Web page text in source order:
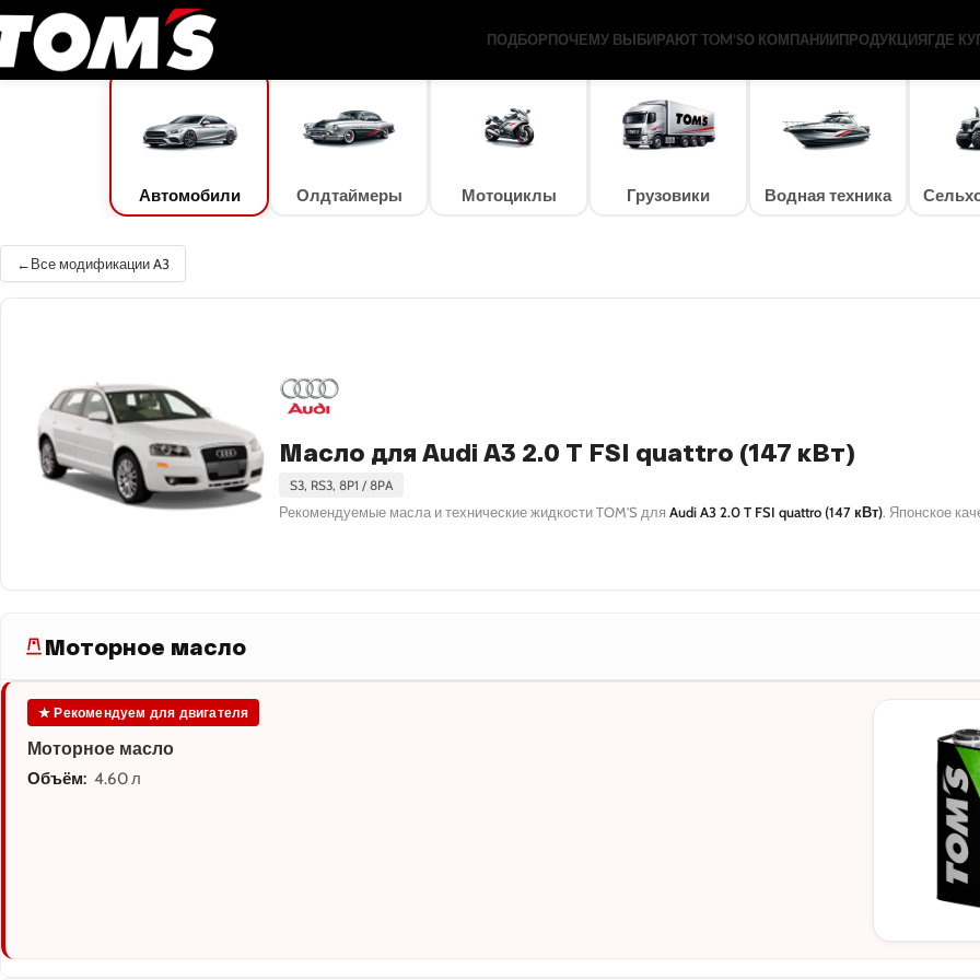
ПОДБОРПОЧЕМУ ВЫБИРАЮТ TOM’SО КОМПАНИИПРОДУКЦИЯ
5W-30 C3
5W-30 DL-1
0W-20 PAO
0W-20
0W-30 DL-1
ГДЕ
TOM'S Oil /Подбор масла /Автомобили
Автомобили Олдтаймеры Мотоциклы Грузовики Водная техника
Все модификации A3
Масло для Audi A3 2.0 T FSI quattro (147 кВт)
S3, RS3, 8P1 / 8PA
Рекомендуемые масла и технические жидкости TOM'S для Audi A3 2.0 T FSI quattro (147 кВт). Японское
Моторное масло
★ Рекомендуем для двигателя
Моторное масло
Объём: 4.60 л